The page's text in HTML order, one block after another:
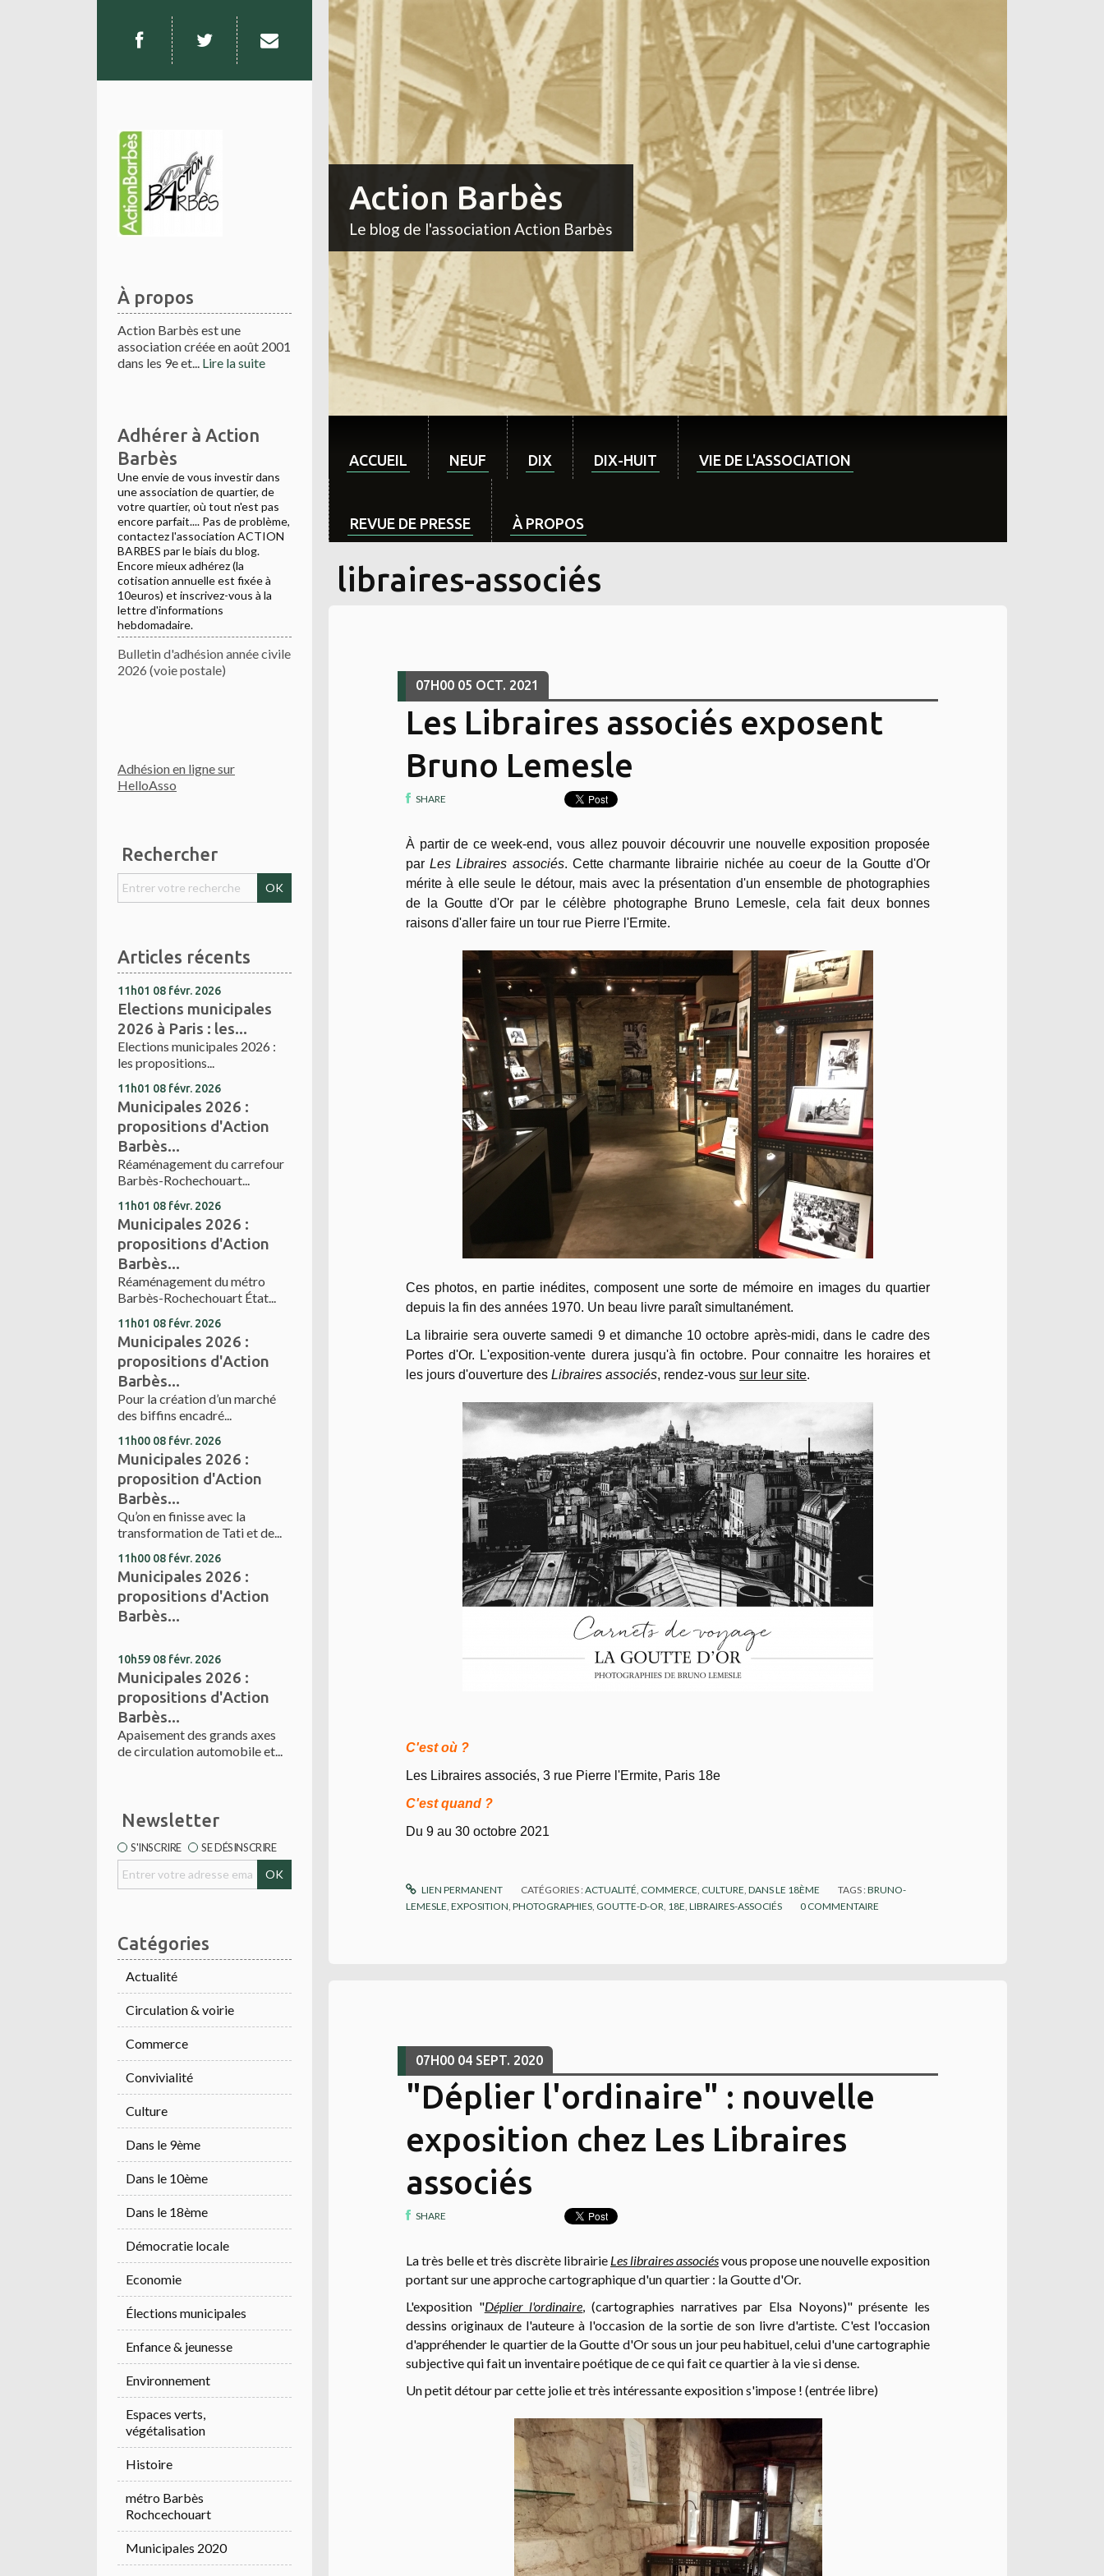
À propos
Action Barbès est une
association créée en août 2001
dans les 9e et... Lire la suite
Adhérer à Action
Barbès
Une envie de vous investir dans
une association de quartier, de
votre quartier, où tout n'est pas
encore parfait.... Pas de problème,
contactez l'association ACTION
BARBES par le biais du blog.
Encore mieux adhérez (la
cotisation annuelle est fixée à
10euros) et inscrivez-vous à la
lettre d'informations
hebdomadaire.
Bulletin d'adhésion année civile
2026 (voie postale)
Adhésion en ligne sur
HelloAsso
Rechercher
Articles récents
11h01 08 févr. 2026
Elections municipales
2026 à Paris : les...
Elections municipales 2026 :
les propositions...
11h01 08 févr. 2026
Municipales 2026 :
propositions d'Action
Barbès...
Réaménagement du carrefour
Barbès-Rochechouart...
11h01 08 févr. 2026
Municipales 2026 :
propositions d'Action
Barbès...
Réaménagement du métro
Barbès-Rochechouart État...
11h01 08 févr. 2026
Municipales 2026 :
propositions d'Action
Barbès...
Pour la création d’un marché
des biffins encadré...
11h00 08 févr. 2026
Municipales 2026 :
proposition d'Action
Barbès...
Qu’on en finisse avec la
transformation de Tati et de...
11h00 08 févr. 2026
Municipales 2026 :
propositions d'Action
Barbès...
10h59 08 févr. 2026
Municipales 2026 :
propositions d'Action
Barbès...
Apaisement des grands axes
de circulation automobile et...
Newsletter
S'INSCRIRE SE DÉSINSCRIRE
Catégories
Actualité
Circulation & voirie
Commerce
Convivialité
Culture
Dans le 9ème
Dans le 10ème
Dans le 18ème
Démocratie locale
Economie
Élections municipales
Enfance & jeunesse
Environnement
Espaces verts,
végétalisation
Histoire
métro Barbès
Rochcechouart
Municipales 2020
Action Barbès
Le blog de l'association Action Barbès
ACCUEIL NEUF DIX DIX-HUIT VIE DE L'ASSOCIATION
REVUE DE PRESSE À PROPOS
libraires-associés
07H00 05 OCT. 2021
Les Libraires associés exposent
Bruno Lemesle
SHARE
À partir de ce week-end, vous allez pouvoir découvrir une nouvelle exposition proposée
parLes Libraires associés. Cette charmante librairie nichée au coeur de la Goutte d'Or
mérite à elle seule le détour, mais avec la présentation d'un ensemble de photographies
de la Goutte d'Or par le célèbre photographe Bruno Lemesle, cela fait deux bonnes
raisons d'aller faire un tour rue Pierre l'Ermite.
Ces photos, en partie inédites, composent une sorte de mémoire en images du quartier
depuis la fin des années 1970. Un beau livre paraît simultanément.
La librairie sera ouverte samedi 9 et dimanche 10 octobre après-midi, dans le cadre des
Portes d'Or. L'exposition-vente durera jusqu'à fin octobre. Pour connaitre les horaires et
les jours d'ouverture des Libraires associés, rendez-vous sur leur site.
C'est où ?
Les Libraires associés, 3 rue Pierre l'Ermite, Paris 18e
C'est quand ?
Du 9 au 30 octobre 2021
LIEN PERMANENT CATÉGORIES :ACTUALITÉ COMMERCE CULTURE ,DANS LE 18ÈME TAGS :BRUNO-
LEMESLE EXPOSITION PHOTOGRAPHIES GOUTTE-D-OR 18E LIBRAIRES-ASSOCIÉS 0 COMMENTAIRE
07H00 04 SEPT. 2020
"Déplier l'ordinaire" : nouvelle
exposition chez Les Libraires
associés
SHARE
La très belle et très discrète librairie Les libraires associésvous propose une nouvelle exposition
portant sur une approche cartographique d'un quartier : la Goutte d'Or.
L'exposition "Déplier l'ordinaire, (cartographies narratives par Elsa Noyons)" présente les
dessins originaux de l'auteure à l'occasion de la sortie de son livre d'artiste. C'est l'occasion
d'appréhender le quartier de la Goutte d'Or sous un jour peu habituel, celui d'une cartographie
subjective qui fait un inventaire poétique de ce qui fait ce quartier à la vie si dense.
Un petit détour par cette jolie et très intéressante exposition s'impose ! (entrée libre)